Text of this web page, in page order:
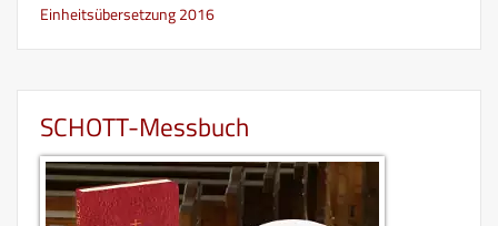
Einheitsübersetzung 2016
SCHOTT-Messbuch